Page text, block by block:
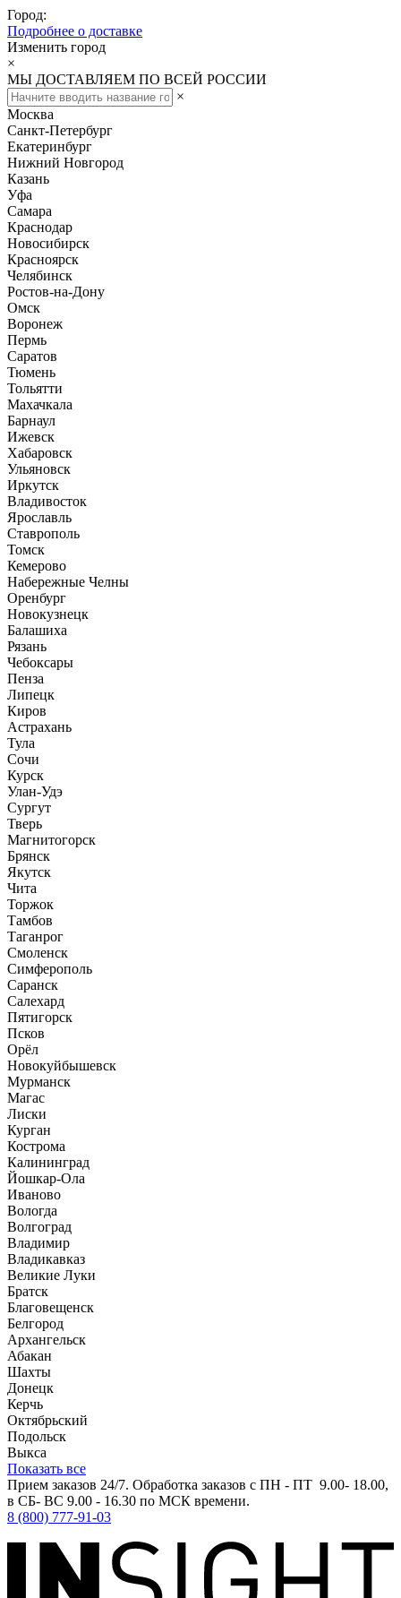
Город:
Подробнее о доставке
Изменить город
×
МЫ ДОСТАВЛЯЕМ ПО ВСЕЙ РОССИИ
×
Москва
Санкт-Петербург
Екатеринбург
Нижний Новгород
Казань
Уфа
Самара
Краснодар
Новосибирск
Красноярск
Челябинск
Ростов-на-Дону
Омск
Воронеж
Пермь
Саратов
Тюмень
Тольятти
Махачкала
Барнаул
Ижевск
Хабаровск
Ульяновск
Иркутск
Владивосток
Ярославль
Ставрополь
Томск
Кемерово
Набережные Челны
Оренбург
Новокузнецк
Балашиха
Рязань
Чебоксары
Пенза
Липецк
Киров
Астрахань
Тула
Сочи
Курск
Улан-Удэ
Сургут
Тверь
Магнитогорск
Брянск
Якутск
Чита
Торжок
Тамбов
Таганрог
Смоленск
Симферополь
Саранск
Салехард
Пятигорск
Псков
Орёл
Новокуйбышевск
Мурманск
Магас
Лиски
Курган
Кострома
Калининград
Йошкар-Ола
Иваново
Вологда
Волгоград
Владимир
Владикавказ
Великие Луки
Братск
Благовещенск
Белгород
Архангельск
Абакан
Шахты
Донецк
Керчь
Октябрьский
Подольск
Выкса
Показать все
Прием заказов 24/7. Обработка заказов с ПН - ПТ 9.00- 18.00,
в СБ- ВС 9.00 - 16.30 по МСК времени.
8 (800) 777-91-03